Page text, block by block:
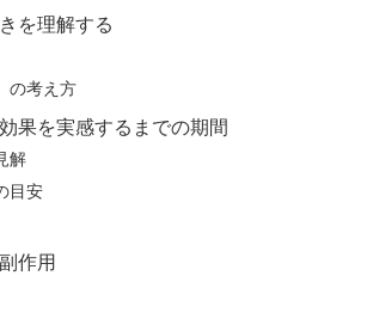
を理解する
の考え方
果を実感するまでの期間
解
目安
作用